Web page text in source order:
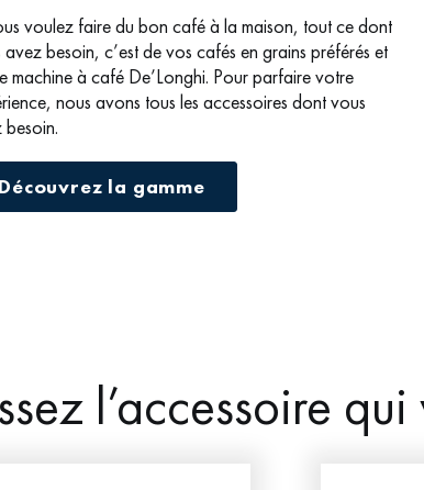
voulez faire du bon café à la maison, tout ce dont
besoin, c’est de vos cafés en grains préférés et
machine à café De’Longhi. Pour parfaire votre
nous avons tous les accessoires dont vous
Découvrez la gamme
l’accessoire